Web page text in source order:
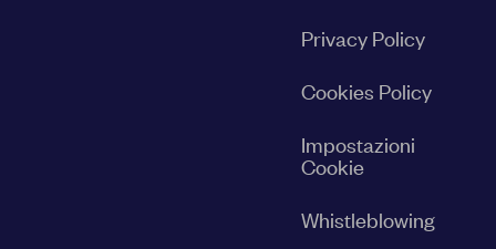
Privacy Policy
Cookies Policy
Impostazioni
Cookie
Whistleblowing